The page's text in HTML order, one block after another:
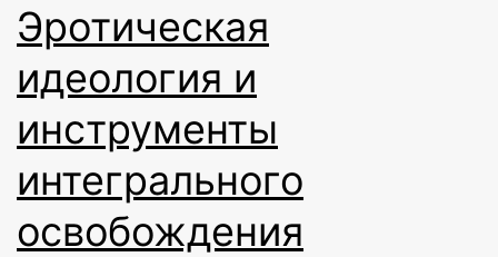
Эротическая
идеология и
инструменты
интегрального
освобождения